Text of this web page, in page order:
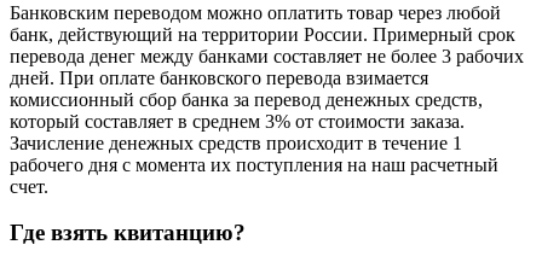
Банковским переводом можно оплатить товар через любой
банк, действующий на территории России. Примерный срок
перевода денег между банками составляет не более 3 рабочих
дней. ​При оплате банковского перевода взимается
комиссионный сбор банка за перевод денежных средств,
который составляет в среднем 3% от стоимости заказа.
Зачисление денежных средств происходит в течение 1
рабочего дня с момента их поступления на наш расчетный
счет.
Где взять квитанцию?